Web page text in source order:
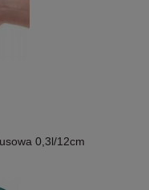
0,3l/12cm